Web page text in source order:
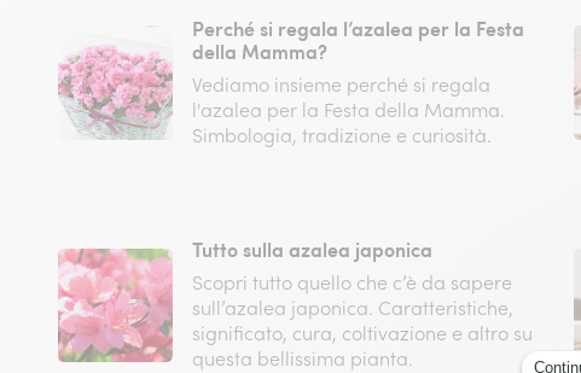
Perché si regala l’azalea per la Festa
della Mamma?
Vediamo insieme perché si regala
l'azalea per la Festa della Mamma.
Simbologia, tradizione e curiosità.
Tutto sulla azalea japonica
Scopri tutto quello che c’è da sapere
sull’azalea japonica. Caratteristiche,
significato, cura, coltivazione e altro su
questa bellissima pianta.